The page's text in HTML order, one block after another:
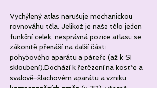
Vychýlený atlas narušuje mechanickou
rovnováhu těla. Jelikož je naše tělo jeden
funkční celek, nesprávná pozice atlasu se
zákonitě přenáší na další části
pohybového aparátu a páteře (až k SI
skloubení).Dochází k řetězení na kostře a
svalově-šlachovém aparátu a vzniku